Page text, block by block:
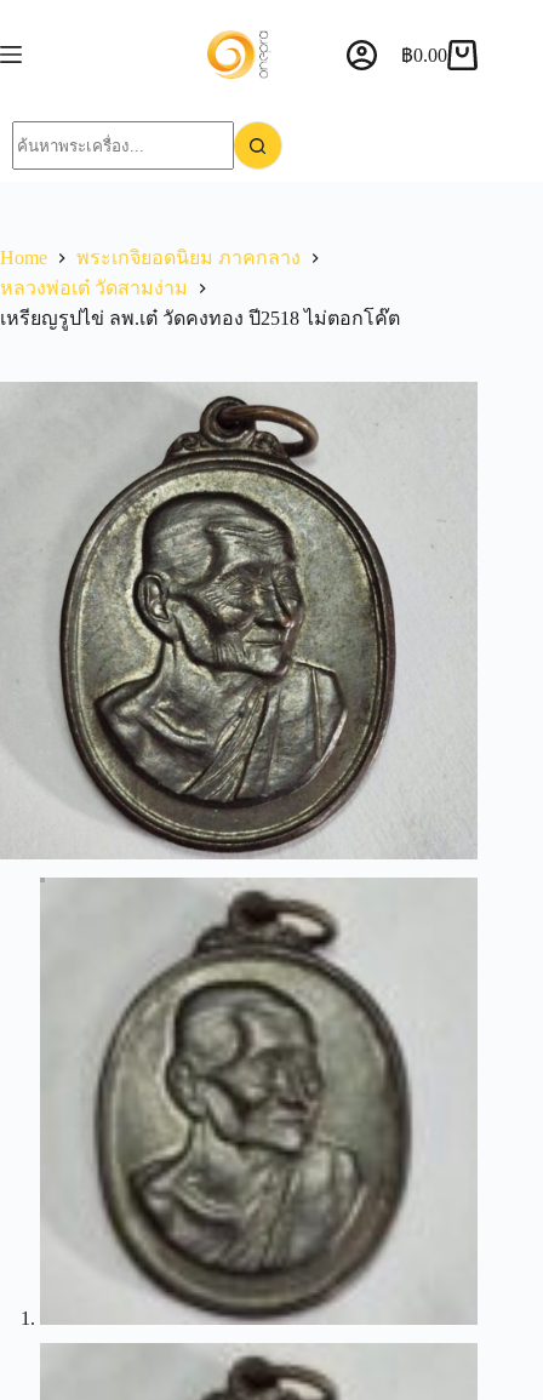
฿0.00
Home
พระเกจิยอดนิยม ภาคกลาง
หลวงพ่อเต๋ วัดสามง่าม
เหรียญรูปไข่ ลพ.เต๋ วัดคงทอง ปี2518 ไม่ตอกโค๊ต